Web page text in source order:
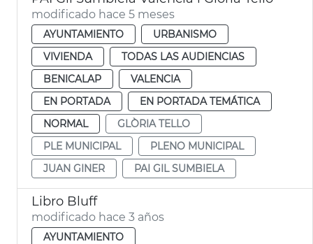
modificado hace 5 meses
AYUNTAMIENTO
URBANISMO
VIVIENDA
TODAS LAS AUDIENCIAS
BENICALAP
VALENCIA
EN PORTADA
EN PORTADA TEMÁTICA
NORMAL
GLÒRIA TELLO
PLE MUNICIPAL
PLENO MUNICIPAL
JUAN GINER
PAI GIL SUMBIELA
Libro Bluff
modificado hace 3 años
AYUNTAMIENTO